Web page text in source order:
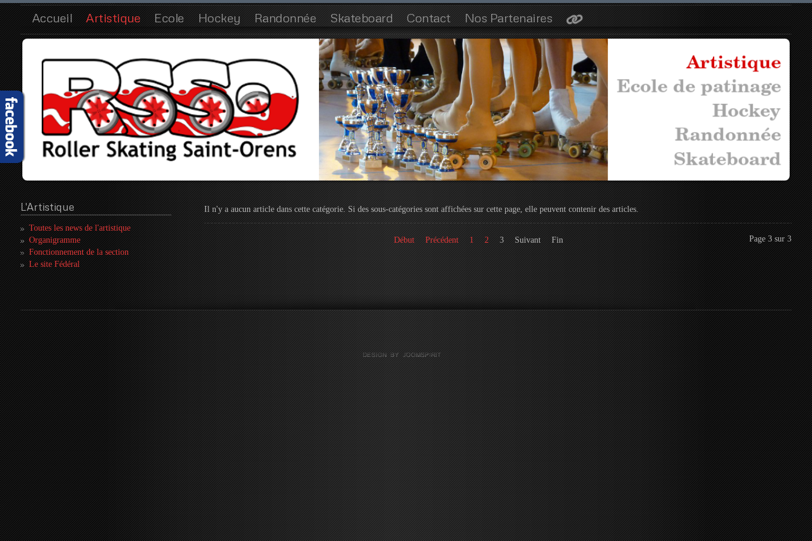
Accueil Artistique Ecole Hockey Randonnée Skateboard Contact Nos Partenaires
L'Artistique
Toutes les news de l'artistique
Organigramme
Fonctionnement de la section
Le site Fédéral
Il n'y a aucun article dans cette catégorie. Si des sous-catégories sont affichées sur cette page, elle peuvent contenir des articles.
Page 3 sur 3
Début Précédent 1 2 3 Suivant Fin